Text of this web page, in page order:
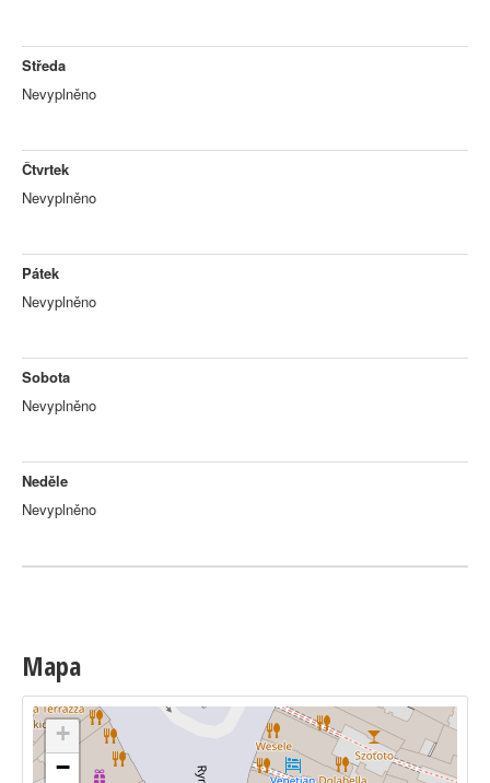
Středa
Nevyplněno
Čtvrtek
Nevyplněno
Pátek
Nevyplněno
Sobota
Nevyplněno
Neděle
Nevyplněno
Mapa
+
−